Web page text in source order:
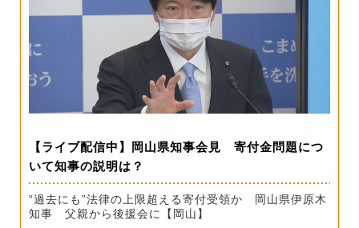
【ライブ配信中】岡山県知事会見 寄付金問題につ
いて知事の説明は？
“過去にも”法律の上限超える寄付受領か 岡山県伊原木
知事 父親から後援会に【岡山】